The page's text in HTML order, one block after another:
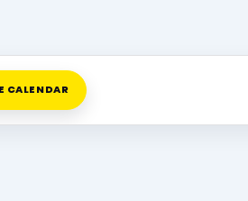
CALENDAR